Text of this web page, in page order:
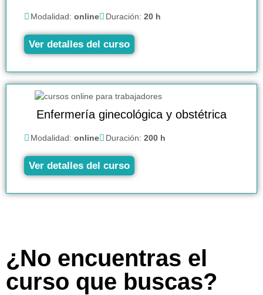
Modalidad: online Duración: 20 h
Ver detalles del curso
Enfermería ginecológica y obstétrica
Modalidad: online Duración: 200 h
Ver detalles del curso
¿No encuentras el
curso que buscas?